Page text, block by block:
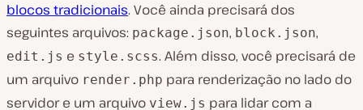
blocos tradicionais. Você ainda precisará dos
seguintes arquivos: package.json, block.json,
edit.js e style.scss. Além disso, você precisará de
um arquivo render.php para renderização no lado do
servidor e um arquivo view.js para lidar com a